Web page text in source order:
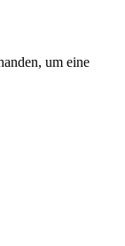
um eine